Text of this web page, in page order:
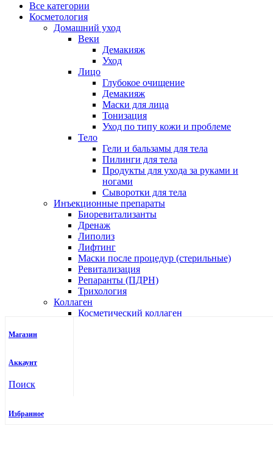
Магазин
Аккаунт
Поиск
Избранное
Все категории
Косметология
Домашний уход
Веки
Демакияж
Уход
Лицо
Глубокое очищение
Демакияж
Маски для лица
Тонизация
Уход по типу кожи и проблеме
Тело
Гели и бальзамы для тела
Пилинги для тела
Продукты для ухода за руками и
ногами
Сыворотки для тела
Инъекционные препараты
Биоревитализанты
Дренаж
Липолиз
Лифтинг
Маски после процедур (стерильные)
Ревитализация
Репаранты (ПДРН)
Трихология
Коллаген
Косметический коллаген